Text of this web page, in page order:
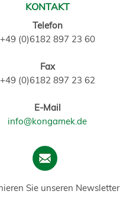
KONTAKT
Telefon
+49 (0)6182 897 23 60
Fax
+49 (0)6182 897 23 62
E-Mail
info@kongamek.de
Sie unseren Newsletter